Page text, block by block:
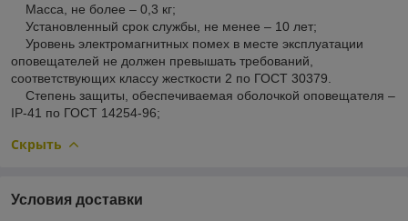
Масса, не более – 0,3 кг;
Установленный срок службы, не менее – 10 лет;
Уровень электромагнитных помех в месте эксплуатации
оповещателей не должен превышать требований,
соответствующих классу жесткости 2 по ГОСТ 30379.
Степень защиты, обеспечиваемая оболочкой оповещателя –
IP-41 по ГОСТ 14254-96;
Скрыть
Условия доставки